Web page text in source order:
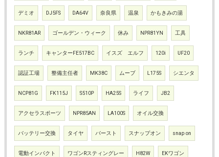
デミオ DJ5FS DA64V 奈良県 温泉 かもきみの湯
NKR81AR ゴールデン・ウィーク 休み NPR81YN 工具
ランチ キャンターFE517BC イスズ エルフ 120i UF20
認証工場 整備主任者 MK38C ムーブ L175S シエンタ
NCP81G FK115J S510P HA25S ライフ JB2
アクセラスポーツ NPR85AN LA100S オイル交換
バッテリー交換 タイヤ バースト スナップオン snap on
電動インパクト ワゴンRスティングレー H82W EKワゴン